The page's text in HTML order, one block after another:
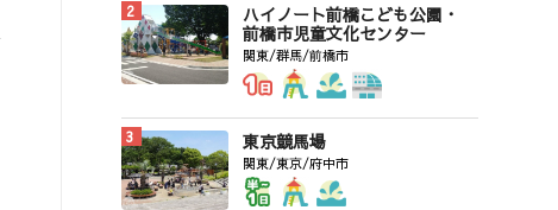
ハイノート前橋こども公園・
前橋市児童文化センター
関東/群馬/前橋市
東京競馬場
関東/東京/府中市